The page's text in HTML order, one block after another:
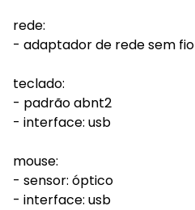
rede:
- adaptador de rede sem fio
teclado:
- padrão abnt2
- interface: usb
mouse:
- sensor: óptico
- interface: usb